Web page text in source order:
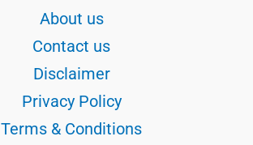
About us
Contact us
Disclaimer
Privacy Policy
Terms & Conditions